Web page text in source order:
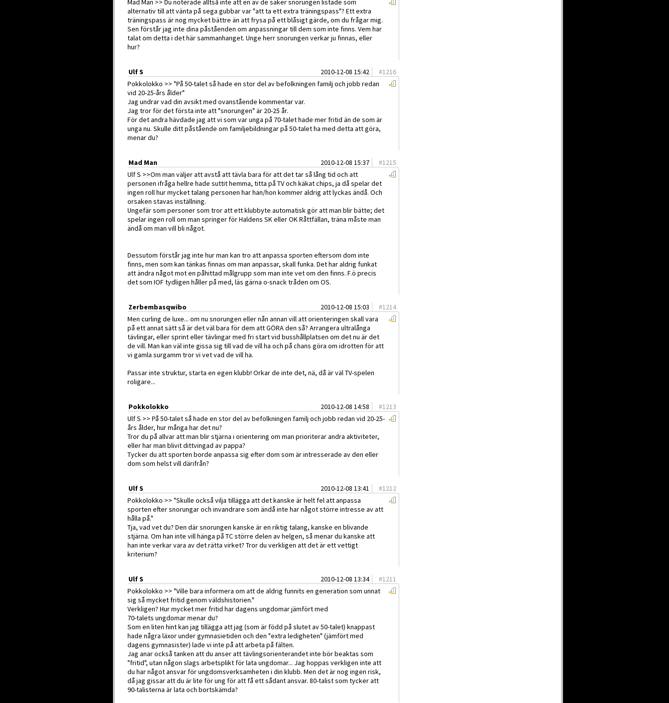
Mad Man >> Du noterade alltså inte att en av de saker snorungen listade som
alternativ till att vänta på sega gubbar var "att ta ett extra träningspass"? Ett extra
träningspass är nog mycket bättre än att frysa på ett blåsigt gärde, om du frågar mig.
Sen förstår jag inte dina påståenden om anpassningar till dem som inte finns. Vem har
talat om detta i det här sammanhanget. Unge herr snorungen verkar ju finnas, eller
hur?
Ulf S 2010-12-08 15:42 #1216
Pokkolokko >> "På 50-talet så hade en stor del av befolkningen familj och jobb redan
vid 20-25-års ålder"
Jag undrar vad din avsikt med ovanstående kommentar var.
Jag tror för det första inte att "snorungen" är 20-25 år.
För det andra hävdade jag att vi som var unga på 70-talet hade mer fritid än de som är
unga nu. Skulle ditt påstående om familjebildningar på 50-talet ha med detta att göra,
menar du?
Mad Man 2010-12-08 15:37 #1215
Ulf S >>Om man väljer att avstå att tävla bara för att det tar så lång tid och att
personen ifråga hellre hade suttit hemma, titta på TV och käkat chips, ja då spelar det
ingen roll hur mycket talang personen har han/hon kommer aldrig att lyckas ändå. Och
orsaken stavas inställning.
Ungefär som personer som tror att ett klubbyte automatisk gör att man blir bätte; det
spelar ingen roll om man springer för Haldens SK eller OK Råttfällan, träna måste man
ändå om man vill bli något.
Dessutom förstår jag inte hur man kan tro att anpassa sporten eftersom dom inte
finns, men som kan tänkas finnas om man anpassar, skall funka. Det har aldrig funkat
att ändra något mot en påhittad målgrupp som man inte vet om den finns. F.ö precis
det som IOF tydligen håller på med, läs gärna o-snack tråden om OS.
Zerbembasqwibo 2010-12-08 15:03 #1214
Men curling de luxe... om nu snorungen eller nån annan vill att orienteringen skall vara
på ett annat sätt så är det väl bara för dem att GÖRA den så? Arrangera ultralånga
tävlingar, eller sprint eller tävlingar med fri start vid busshållplatsen om det nu är det
de vill. Man kan väl inte gissa sig till vad de vill ha och på chans göra om idrotten för att
vi gamla surgamm tror vi vet vad de vill ha.
Passar inte struktur, starta en egen klubb! Orkar de inte det, nä, då är väl TV-spelen
roligare...
Pokkolokko 2010-12-08 14:58 #1213
Ulf S >> På 50-talet så hade en stor del av befolkningen familj och jobb redan vid 20-25-
års ålder, hur många har det nu?
Tror du på allvar att man blir stjärna i orientering om man prioriterar andra aktiviteter,
eller har man blivit dittvingad av pappa?
Tycker du att sporten borde anpassa sig efter dom som är intresserade av den eller
dom som helst vill därifrån?
Ulf S 2010-12-08 13:41 #1212
Pokkolokko >> "Skulle också vilja tillägga att det kanske är helt fel att anpassa
sporten efter snorungar och invandrare som ändå inte har något större intresse av att
hålla på."
Tja, vad vet du? Den där snorungen kanske är en riktig talang, kanske en blivande
stjärna. Om han inte vill hänga på TC större delen av helgen, så menar du kanske att
han inte verkar vara av det rätta virket? Tror du verkligen att det är ett vettigt
kriterium?
Ulf S 2010-12-08 13:34 #1211
Pokkolokko >> "Ville bara informera om att de aldrig funnits en generation som unnat
sig så mycket fritid genom väldshistorien."
Verkligen? Hur mycket mer fritid har dagens ungdomar jämfört med
70-talets ungdomar menar du?
Som en liten hint kan jag tillägga att jag (som är född på slutet av 50-talet) knappast
hade några läxor under gymnasietiden och den "extra ledigheten" (jämfört med
dagens gymnasister) lade vi inte på att arbeta på fälten.
Jag anar också tanken att du anser att tävlingsorienterandet inte bör beaktas som
"fritid", utan någon slags arbetsplikt för lata ungdomar... Jag hoppas verkligen inte att
du har något ansvar för ungdomsverksamheten i din klubb. Men det är nog ingen risk,
då jag gissar att du är lite för ung för att få ett sådant ansvar. 80-talist som tycker att
90-talisterna är lata och bortskämda?